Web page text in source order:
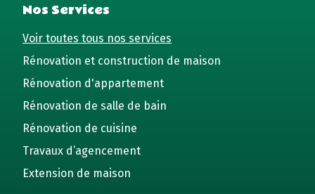
Nos Services
Voir toutes tous nos services
Rénovation et construction de maison
Rénovation d'appartement
Rénovation de salle de bain
Rénovation de cuisine
Travaux d’agencement
Extension de maison